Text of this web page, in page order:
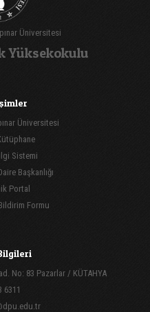
Üniversitesi
Yüksekokulu
Üniversitesi
Sistemi
Başkanlığı
Portal
Formu
No: 83 Pazarlar / KÜTAHYA
6311